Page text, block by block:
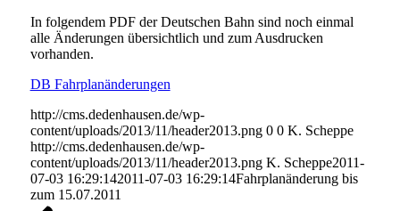
In folgendem PDF der Deutschen Bahn sind noch einmal
alle Änderungen übersichtlich und zum Ausdrucken
vorhanden.
DB Fahrplanänderungen
http://cms.dedenhausen.de/wp-
content/uploads/2013/11/header2013.png 0 0 K. Scheppe
http://cms.dedenhausen.de/wp-
content/uploads/2013/11/header2013.png K. Scheppe2011-
07-03 16:29:142011-07-03 16:29:14Fahrplanänderung bis
zum 15.07.2011